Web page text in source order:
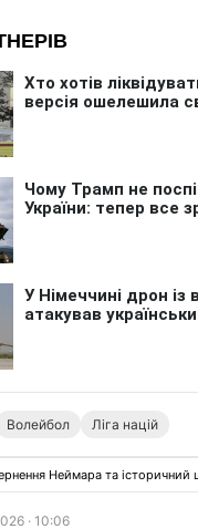
Волейбол Ліга націй
Неймара та
· 10:06